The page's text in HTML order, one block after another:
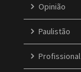
Opinião
Paulistão
Profissional